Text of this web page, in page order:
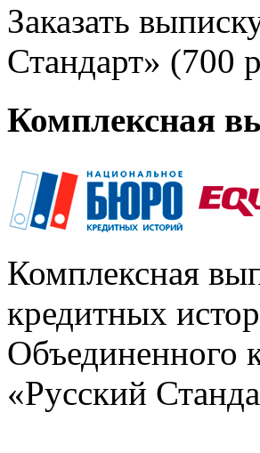
Заказать
Стандарт» (700
Комплексная
Комплексная
кредитных
Объединенного
«Русский